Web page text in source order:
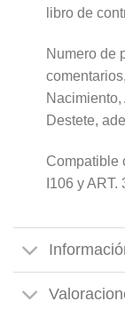
libro de
Numero de
Destete,
Compatible
I106 y ART.